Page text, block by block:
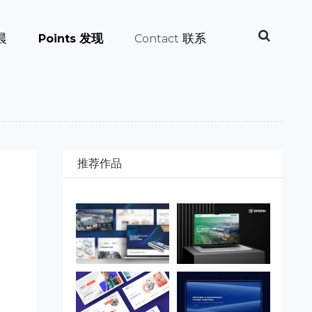
Points 发现 Contact 联系
推荐作品